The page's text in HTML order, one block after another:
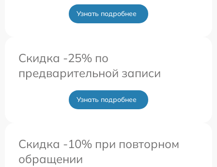
Узнать подробнее
Скидка -25% по
предварительной записи
Узнать подробнее
Скидка -10% при повторном
обращении